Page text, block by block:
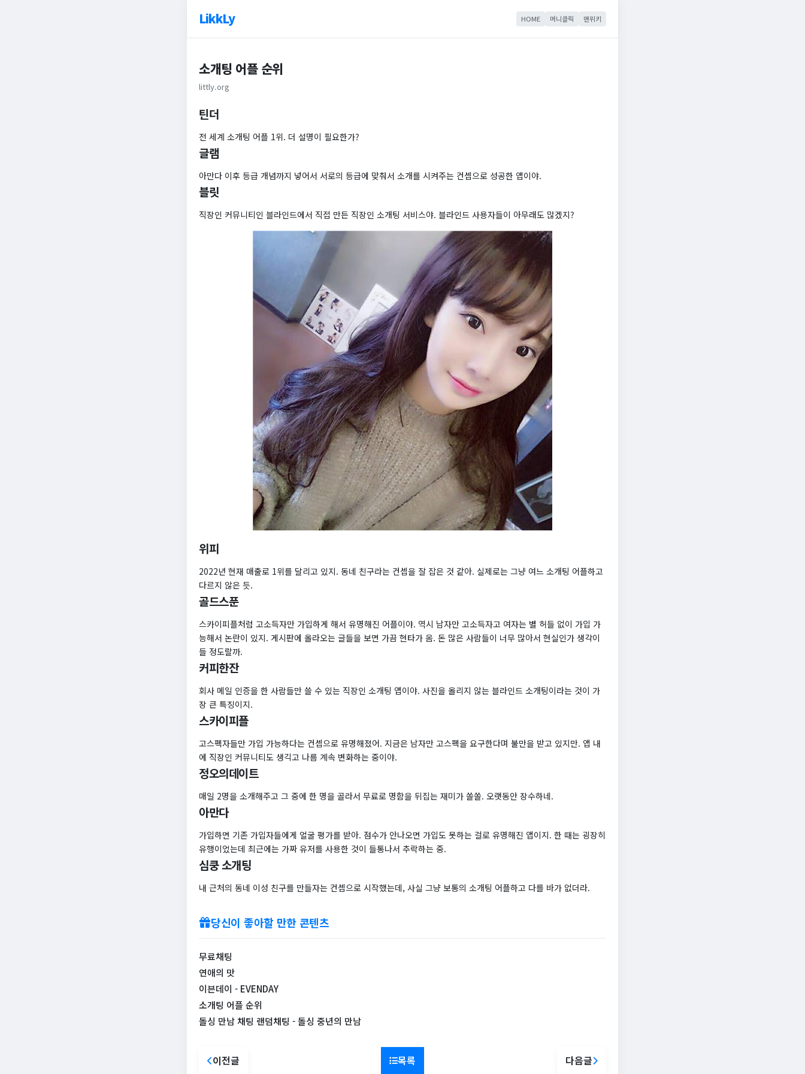
LikkLy HOME 머니클릭 맨위키
소개팅 어플 순위
littly.org
틴더
전 세계 소개팅 어플 1위. 더 설명이 필요한가?
글램
아만다 이후 등급 개념까지 넣어서 서로의 등급에 맞춰서 소개를 시켜주는 컨셉으로 성공한 앱이야.
블릿
직장인 커뮤니티인 블라인드에서 직접 만든 직장인 소개팅 서비스야. 블라인드 사용자들이 아무래도 많겠지?
위피
2022년 현재 매출로 1위를 달리고 있지. 동네 친구라는 컨셉을 잘 잡은 것 같아. 실제로는 그냥 여느 소개팅 어플하고
다르지 않은 듯.
골드스푼
스카이피플처럼 고소득자만 가입하게 해서 유명해진 어플이야. 역시 남자만 고소득자고 여자는 별 허들 없이 가입 가
능해서 논란이 있지. 게시판에 올라오는 글들을 보면 가끔 현타가 옴. 돈 많은 사람들이 너무 많아서 현실인가 생각이
들 정도랄까.
커피한잔
회사 메일 인증을 한 사람들만 쓸 수 있는 직장인 소개팅 앱이야. 사진을 올리지 않는 블라인드 소개팅이라는 것이 가
장 큰 특징이지.
스카이피플
고스펙자들만 가입 가능하다는 컨셉으로 유명해졌어. 지금은 남자만 고스펙을 요구한다며 불만을 받고 있지만. 앱 내
에 직장인 커뮤니티도 생긱고 나름 계속 변화하는 중이야.
정오의데이트
매일 2명을 소개해주고 그 중에 한 명을 골라서 무료로 명함을 뒤집는 재미가 쏠쏠. 오랫동안 장수하네.
아만다
가입하면 기존 가입자들에게 얼굴 평가를 받아. 점수가 안나오면 가입도 못하는 걸로 유명해진 앱이지. 한 때는 굉장히
유행이었는데 최근에는 가짜 유저를 사용한 것이 들통나서 추락하는 중.
심쿵 소개팅
내 근처의 동네 이성 친구를 만들자는 컨셉으로 시작했는데, 사실 그냥 보통의 소개팅 어플하고 다를 바가 없더라.
당신이 좋아할 만한 콘텐츠
무료채팅
연애의 맛
이븐데이 - EVENDAY
소개팅 어플 순위
돌싱 만남 채팅 랜덤채팅 - 돌싱 중년의 만남
이전글 목록 다음글